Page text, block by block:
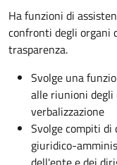
Ha funzioni di
confronti degli organi
trasparenza.
Svolge una
alle riunioni degli
verbalizzazione
Svolge compiti di
giuridico-